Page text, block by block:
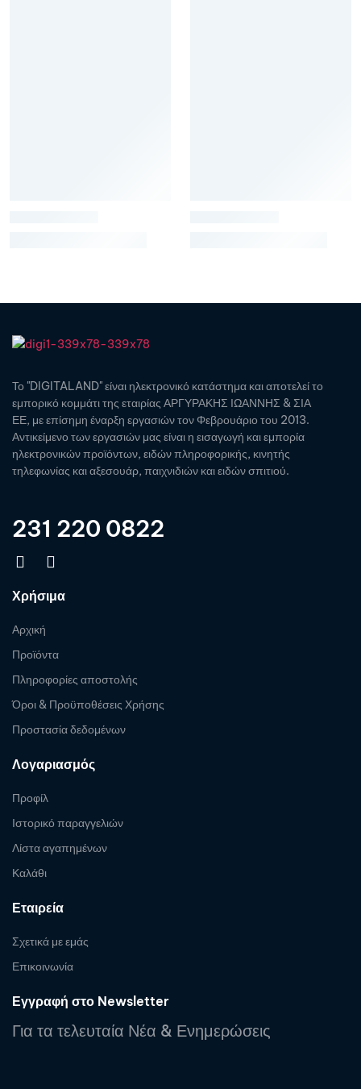
Το "DIGITALAND" είναι ηλεκτρονικό κατάστημα και αποτελεί το
εμπορικό κομμάτι της εταιρίας ΑΡΓΥΡΑΚΗΣ ΙΩΑΝΝΗΣ & ΣΙΑ
ΕΕ, με επίσημη έναρξη εργασιών τον Φεβρουάριο του 2013.
Αντικείμενο των εργασιών μας είναι η εισαγωγή και εμπορία
ηλεκτρονικών προϊόντων, ειδών πληροφορικής, κινητής
τηλεφωνίας και αξεσουάρ, παιχνιδιών και ειδών σπιτιού.
231 220 0822
Χρήσιμα
Αρχική
Προϊόντα
Πληροφορίες αποστολής
Όροι & Προϋποθέσεις Χρήσης
Προστασία δεδομένων
Λογαριασμός
Προφίλ
Ιστορικό παραγγελιών
Λίστα αγαπημένων
Καλάθι
Εταιρεία
Σχετικά με εμάς
Επικοινωνία
Εγγραφή στο Newsletter
Για τα τελευταία Νέα & Ενημερώσεις